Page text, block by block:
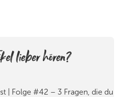
lieber hören?
| Folge #42 – 3 Fragen, die du